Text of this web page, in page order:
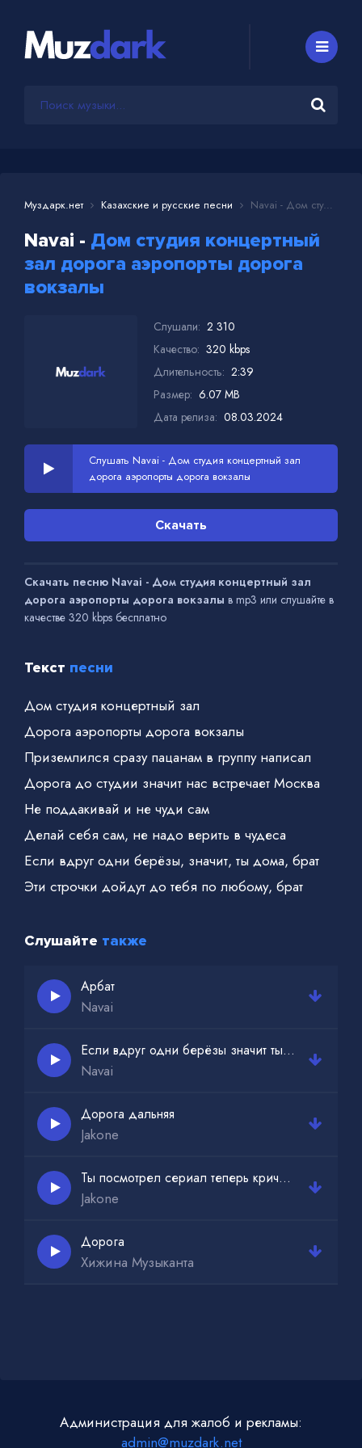
Муздарк.нет Казахские и русские песни Navai - Дом студия концертный зал дорога аэропорты дорога вокзалы
Navai - Дом студия концертный
зал дорога аэропорты дорога
вокзалы
Слушали: 2 310
Качество: 320 kbps
Длительность: 2:39
Размер: 6.07 MB
Дата релиза: 08.03.2024
Слушать Navai - Дом студия концертный зал
дорога аэропорты дорога вокзалы
Скачать
Скачать песню Navai - Дом студия концертный зал
дорога аэропорты дорога вокзалы в mp3 или слушайте в
качестве 320 kbps бесплатно
Текст песни
Дом студия концертный зал
Дорога аэропорты дорога вокзалы
Приземлился сразу пацанам в группу написал
Дорога до студии значит нас встречает Москва
Не поддакивай и не чуди сам
Делай себя сам, не надо верить в чудеса
Если вдруг одни берёзы, значит, ты дома, брат
Эти строчки дойдут до тебя по любому, брат
Слушайте также
Арбат
Navai
Если вдруг одни берёзы значит ты дома брат
Navai
Дорога дальняя
Jakone
Ты посмотрел сериал теперь кричишь кто пацан а кто все
Jakone
Дорога
Хижина Музыканта
Администрация для жалоб и рекламы:
admin@muzdark.net